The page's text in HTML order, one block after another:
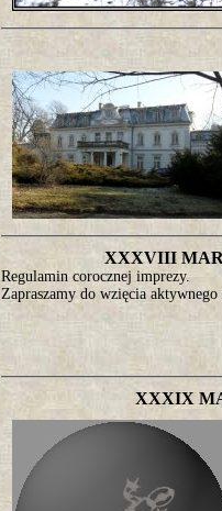
XXXVIII
Regulamin corocznej imprezy.
Zapraszamy do wzięcia aktywnego
XXXIX